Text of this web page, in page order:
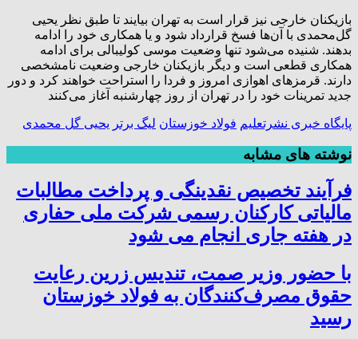
بازیکنان خارجی نیز قرار است به تهران بیایند تا طبق نظر یحیی
گل‌محمدی با آن‌ها فسخ قرارداد شود و یا همکاری خود را ادامه
بدهند. شنیده می‌شود تنها وضعیت موسی کولیبالی برای ادامه
همکاری قطعی است و دیگر بازیکنان خارجی وضعیت نامشخصی
دارند. قرمزهای اهوازی امروز و فردا را استراحت خواهند کرد و دور
جدید تمرینات خود را در تهران از روز چهارشنبه آغاز می‌کنند
پایگاه خبری نشرتعلیم فولاد خوزستان لیگ برتر یحیی گل محمدی
نوشته های مشابه
فرآیند تخصیص نقدینگی و پرداخت مطالبات
مالیاتی کارکنان رسمی شرکت ملی حفاری
در هفته جاری انجام می شود
با حضور وزیر صمت، تندیس زرین رعایت
حقوق مصرف‌کنندگان به فولاد خوزستان
رسید